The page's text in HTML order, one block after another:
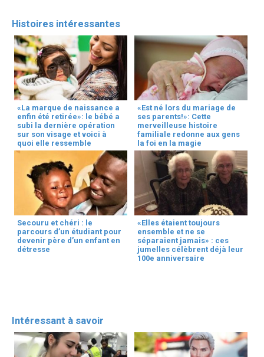
Histoires intéressantes
«La marque de naissance a
enfin été retirée»: le bébé a
subi la dernière opération
sur son visage et voici à
quoi elle ressemble
«Est né lors du mariage de
ses parents!»: Cette
merveilleuse histoire
familiale redonne aux gens
la foi en la magie
Secouru et chéri : le
parcours d’un étudiant pour
devenir père d’un enfant en
détresse
«Elles étaient toujours
ensemble et ne se
séparaient jamais» : ces
jumelles célèbrent déjà leur
100e anniversaire
Intéressant à savoir